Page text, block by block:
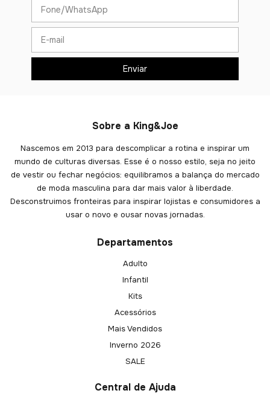
Sobre a King&Joe
Nascemos em 2013 para descomplicar a rotina e inspirar um
mundo de culturas diversas. Esse é o nosso estilo, seja no jeito
de vestir ou fechar negócios: equilibramos a balança do mercado
de moda masculina para dar mais valor à liberdade.
Desconstruimos fronteiras para inspirar lojistas e consumidores a
usar o novo e ousar novas jornadas.
Departamentos
Adulto
Infantil
Kits
Acessórios
Mais Vendidos
Inverno 2026
SALE
Central de Ajuda